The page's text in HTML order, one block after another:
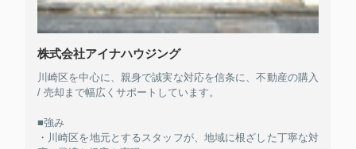
株式会社アイナハウジング
川崎区を中心に、親身で誠実な対応を信条に、不動産の購入
/ 売却まで幅広くサポートしています。
■強み
・川崎区を地元とするスタッフが、地域に根ざした丁寧な対